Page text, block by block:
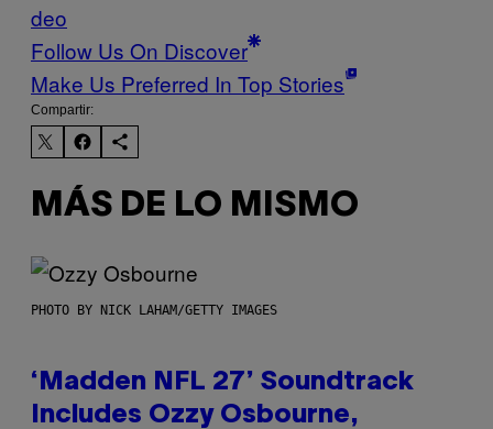
deo
Follow Us On Discover
Make Us Preferred In Top Stories
Compartir:
MÁS DE LO MISMO
PHOTO BY NICK LAHAM/GETTY IMAGES
‘Madden NFL 27’ Soundtrack
Includes Ozzy Osbourne,